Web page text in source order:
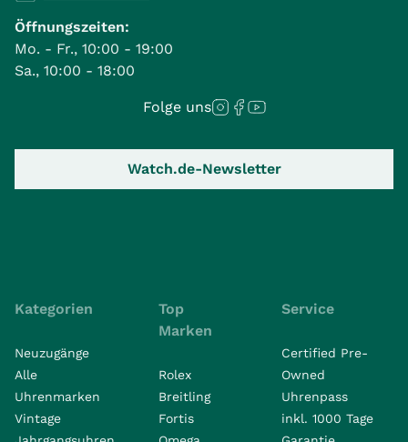
Öffnungszeiten:
Mo. - Fr., 10:00 - 19:00
Sa., 10:00 - 18:00
Folge uns
Watch.de-Newsletter
Kategorien
Neuzugänge
Alle
Uhrenmarken
Vintage
Top
Marken
Rolex
Breitling
Fortis
Service
Certified Pre-
Owned
Uhrenpass
inkl. 1000 Tage